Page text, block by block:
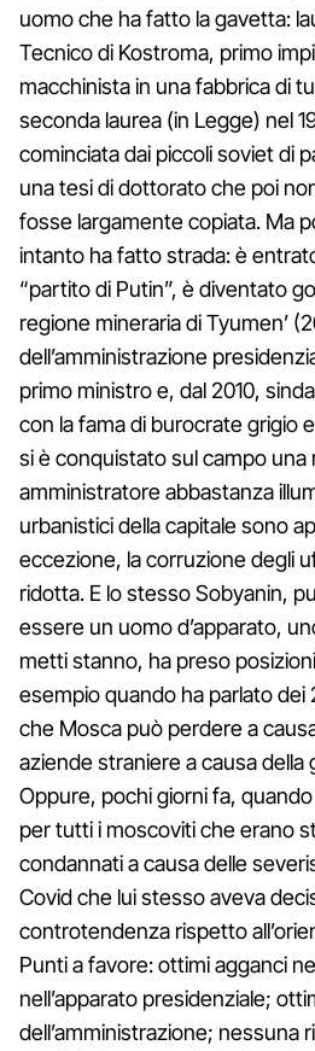
uomo che ha fatto la gavetta:
Tecnico di Kostroma, primo
macchinista in una fabbrica di
seconda laurea (in Legge) nel
cominciata dai piccoli soviet di
una tesi di dottorato che poi
fosse largamente copiata. Ma
intanto ha fatto strada: è
“partito di Putin”, è diventato
regione mineraria di Tyumen’
dell’amministrazione
primo ministro e, dal 2010,
con la fama di burocrate grigio
si è conquistato sul campo una
amministratore abbastanza
urbanistici della capitale sono
eccezione, la corruzione degli
ridotta. E lo stesso Sobyanin,
essere un uomo d’apparato,
metti stanno, ha preso
esempio quando ha parlato dei
che Mosca può perdere a
aziende straniere a causa della
Oppure, pochi giorni fa, quando
per tutti i moscoviti che erano
condannati a causa delle
Covid che lui stesso aveva
controtendenza rispetto
Punti a favore: ottimi agganci
nell’apparato presidenziale;
dell’amministrazione; nessuna